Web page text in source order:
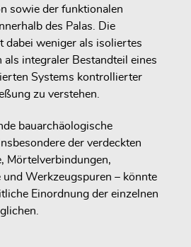
sowie der funktionalen
des Palas. Die
dabei weniger als isoliertes
als integraler Bestandteil eines
Systems kontrollierter
zu verstehen.
bauarchäologische
der verdeckten
Mörtelverbindungen,
Werkzeugspuren – könnte
Einordnung der einzelnen